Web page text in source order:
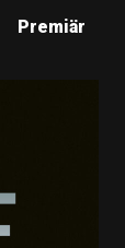
Premiär